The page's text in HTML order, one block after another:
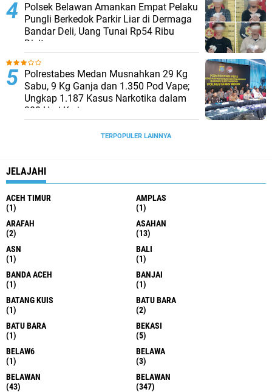
Polsek Belawan Amankan Empat Pelaku
Pungli Berkedok Parkir Liar di Dermaga
Bandar Deli, Uang Tunai Rp54 Ribu
Disita
Polrestabes Medan Musnahkan 29 Kg
Sabu, 9 Kg Ganja dan 1.350 Pod Vape;
Ungkap 1.187 Kasus Narkotika dalam
300 Hari Kerja
TERPOPULER LAINNYA
JELAJAHI
ACEH TIMUR
(1)
AMPLAS
(1)
ARAFAH
(2)
ASAHAN
(13)
ASN
(1)
BALI
(1)
BANDA ACEH
(1)
BANJAI
(1)
BATANG KUIS
(1)
BATU BARA
(2)
BATU BARA
(1)
BEKASI
(5)
BELAW6
(1)
BELAWA
(3)
BELAWAN
(43)
BELAWAN
(347)